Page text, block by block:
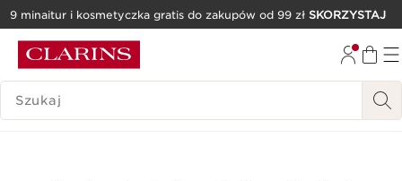
PRZEJDŹ DO TREŚCI
9 minaitur i kosmetyczka gratis do zakupów od 99 zł SKORZYSTAJ
HISTORIA WYSZUKIWANIA